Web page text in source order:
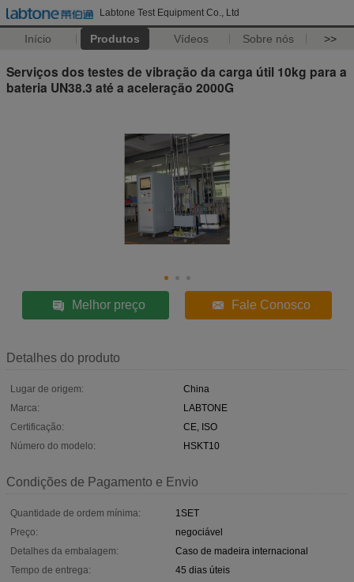
Labtone Test Equipment Co., Ltd
Início Produtos Vídeos Sobre nós >>
Serviços dos testes de vibração da carga útil 10kg para a
bateria UN38.3 até a aceleração 2000G
Melhor preço Fale Conosco
Detalhes do produto
Lugar de origem:
China
Marca:
LABTONE
Certificação:
CE, ISO
Número do modelo:
HSKT10
Condições de Pagamento e Envio
Quantidade de ordem mínima:
1SET
Preço:
negociável
Detalhes da embalagem:
Caso de madeira internacional
Tempo de entrega:
45 dias úteis